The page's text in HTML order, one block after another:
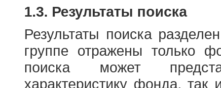
1.3. Результаты поиска
Результаты поиска
группе отражены только
поиска может
характеристику фонда,